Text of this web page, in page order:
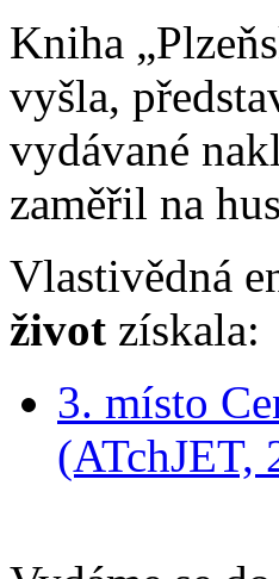
Kniha
vyšla,
vydávané
zaměřil na
Vlastivědná
život získala:
3. místo
(ATchJET,